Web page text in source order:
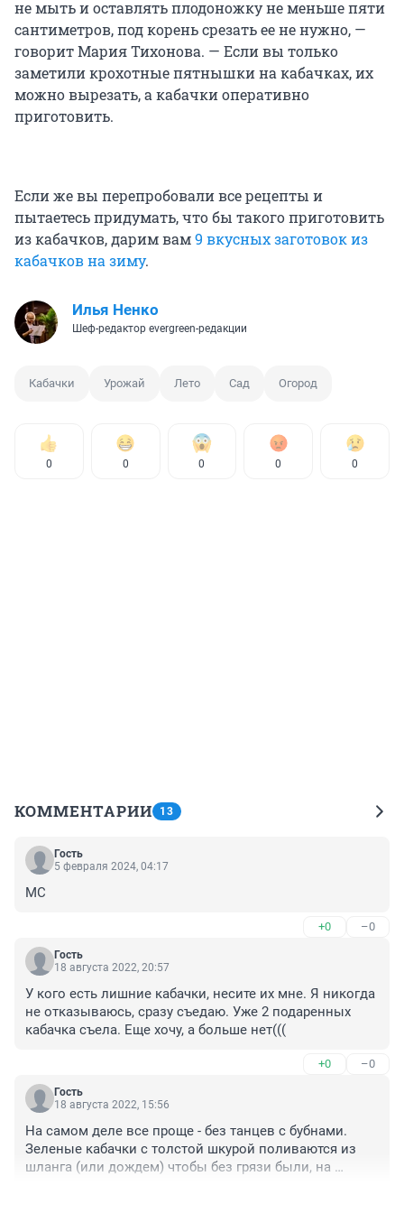
не мыть и оставлять плодоножку не меньше пяти
сантиметров, под корень срезать ее не нужно, —
говорит Мария Тихонова. — Если вы только
заметили крохотные пятнышки на кабачках, их
можно вырезать, а кабачки оперативно
приготовить.
Если же вы перепробовали все рецепты и
пытаетесь придумать, что бы такого приготовить
из кабачков, дарим вам9 вкусных заготовок из
кабачков на зиму.
Илья Ненко
Шеф-редактор evergreen-редакции
Кабачки Урожай Лето Сад Огород
0 0 0 0 0
КОММЕНТАРИИ 13
Гость
5 февраля 2024, 04:17
МС
+0 –0
Гость
18 августа 2022, 20:57
У кого есть лишние кабачки, несите их мне. Я никогда
не отказываюсь, сразу съедаю. Уже 2 подаренных
кабачка съела. Еще хочу, а больше нет(((
+0 –0
Гость
18 августа 2022, 15:56
На самом деле все проще - без танцев с бубнами.
Зеленые кабачки с толстой шкурой поливаются из
шланга (или дождем) чтобы без грязи были, на